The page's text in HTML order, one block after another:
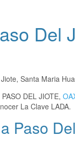
Del
Santa Maria
DEL JIOTE,
La Clave LADA.
Paso